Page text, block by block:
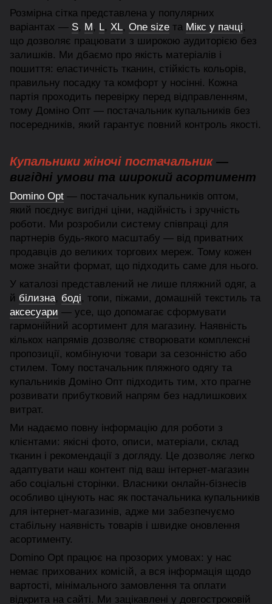
Розмірна сітка представлена у популярних
варіантах — S, M, L, XL, One size та Мікс у пачці,
що дозволяє працювати з широкою аудиторією без
залишків. Ми дбаємо про якість матеріалів і
пошиття: еластичність тканин, стійкість кольорів,
правильну посадку та комфорт у носінні. Кожна
партія проходить перевірку перед відправленням,
тому Доміно Опт — постачальник купальників без
посередників, який гарантує повний контроль якості.
Купальники жіночі постачальник—
вигідні умови та широкий асортимент
Domino Opt — постачальник купальників оптом,
який поєднує вигідні ціни, надійність і зручність
роботи. Ми розробили систему співпраці для
партнерів будь-якого масштабу — від приватних
продавців до великих торгових мереж. Тому кожен
може знайти формат, що підходить саме для нього.
У каталозі представлений не лише пляжний одяг, а
й білизна, боді, топи, піжами, домашній текстиль та
аксесуари — усе, що допомагає сформувати
гармонійний асортимент для магазину. Наявність
кількох напрямів дозволяє створювати комплексні
пропозиції, комбінуючи товари за сезонністю або
стилем. Тому постачальник пляжного одягу та
купальників Доміно Опт підходить тим, хто прагне
розвивати прибутковий напрям без надлишкових
витрат.
Ми надаємо повну інформацію для роботи з
клієнтами: якісні фото, описи, матеріали, склад
тканин і рекомендації з догляду. Це дозволяє легко
адаптувати наш контент під ваш інтернет-магазин
або соціальні сторінки. Власники онлайн-бізнесів
особливо цінують нас як постачальника купальників
для інтернет-магазинів, адже ми забезпечуємо
стабільну наявність товарів і швидке оновлення
асортименту.
Domino Opt працює на прозорих умовах: у нас
немає прихованих комісій, а вся інформація щодо
вартості, мінімального замовлення та оплати
відкрита на сайті. Ми зацікавлені у довгостроковій